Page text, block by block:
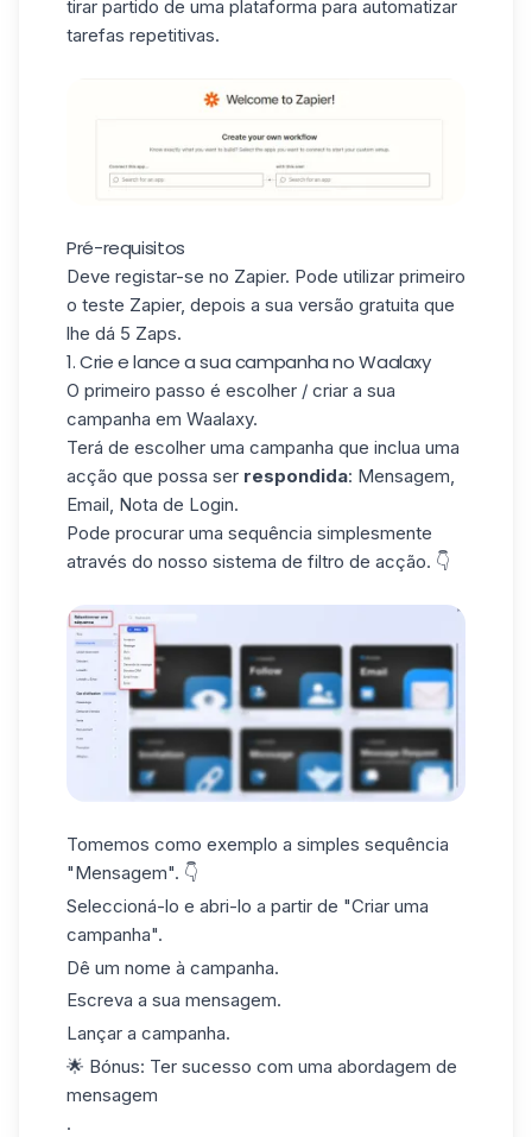
tirar partido de uma plataforma para automatizar
tarefas repetitivas.
Pré-requisitos
Deve registar-se no Zapier. Pode utilizar primeiro
o teste Zapier, depois a sua versão gratuita que
lhe dá 5 Zaps.
1. Crie e lance a sua campanha no Waalaxy
O primeiro passo é escolher / criar a sua
campanha em Waalaxy.
Terá de escolher uma campanha que inclua uma
acção que possa ser respondida: Mensagem,
Email, Nota de Login.
Pode procurar uma sequência simplesmente
através do nosso sistema de filtro de acção. 👇
Tomemos como exemplo a simples sequência
"Mensagem". 👇
Seleccioná-lo e abri-lo a partir de "Criar uma
campanha".
Dê um nome à campanha.
Escreva a sua mensagem.
Lançar a campanha.
🌟 Bónus: Ter sucesso com uma abordagem de
mensagem
.